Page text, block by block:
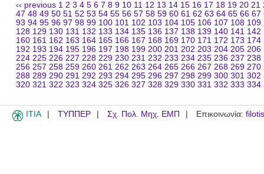
‹‹ previous 1 2 3 4 5 6 7 8 9 10 11 12 13 14 15 16 17 18 19 20 21
47 48 49 50 51 52 53 54 55 56 57 58 59 60 61 62 63 64 65 66 67
93 94 95 96 97 98 99 100 101 102 103 104 105 106 107 108 109
128 129 130 131 132 133 134 135 136 137 138 139 140 141 142
160 161 162 163 164 165 166 167 168 169 170 171 172 173 174
192 193 194 195 196 197 198 199 200 201 202 203 204 205 206
224 225 226 227 228 229 230 231 232 233 234 235 236 237 238
256 257 258 259 260 261 262 263 264 265 266 267 268 269 270
288 289 290 291 292 293 294 295 296 297 298 299 300 301 302
320 321 322 323 324 325 326 327 328 329 330 331 332 333 334
ITIA ΤΥΠΠΕΡ Σχ. Πολ. Μηχ. ΕΜΠ Επικοινωνία: